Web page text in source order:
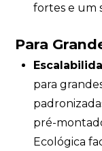
fortes e um
Para
para
pré-
Ecológica